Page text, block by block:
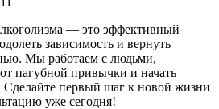
— это эффективный
зависимость и вернуть
Мы работаем с людьми,
пагубной привычки и начать
Сделайте первый шаг к новой жизни
уже сегодня!